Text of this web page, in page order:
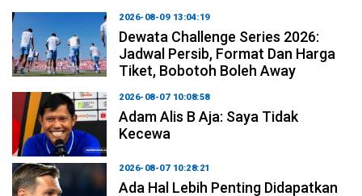
2026-08-09 13:04:19
Dewata Challenge Series 2026:
Jadwal Persib, Format Dan Harga
Tiket, Bobotoh Boleh Away
2026-08-07 10:08:58
Adam Alis B Aja: Saya Tidak
Kecewa
2026-08-07 10:28:21
Ada Hal Lebih Penting Didapatkan